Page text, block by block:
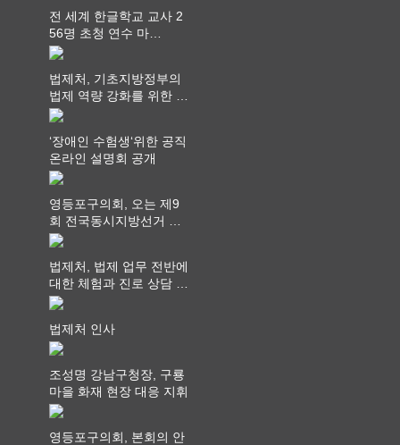
전 세계 한글학교 교사 2
56명 초청 연수 마
쳐...“수업은 더 깊게, 교
법제처, 기초지방정부의
법제 역량 강화를 위한 전
라권 현장설명회 개최
‘장애인 수험생‘위한 공직
온라인 설명회 공개
영등포구의회, 오는 제9
회 전국동시지방선거 ‧
"공직사회는 어느 때보다
를 지켜야 할 것"
법제처, 법제 업무 전반에
대한 체험과 진로 상담 기
회 제공
법제처 인사
조성명 강남구청장, 구룡
마을 화재 현장 대응 지휘
영등포구의회, 본회의 안